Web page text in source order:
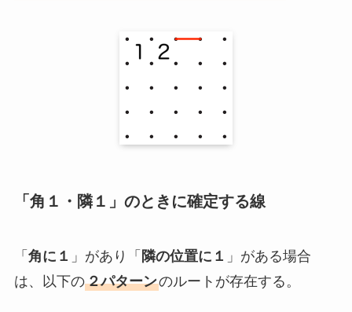
「角１・隣１」のときに確定する線
「 角に１ 」があり「 隣の位置に１ 」がある場合
は、以下の２パターンのルートが存在する。